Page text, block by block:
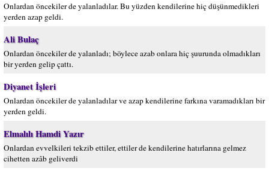
Onlardan öncekiler de yalanladılar. Bu yüzden kendilerine hiç düşünmedikleri
yerden azap geldi.
Ali Bulaç
Onlardan öncekiler de yalanladı; böylece azab onlara hiç şuurunda olmadıkları
bir yerden gelip çattı.
Diyanet İşleri
Onlardan öncekiler de yalanladılar ve azap kendilerine farkına varamadıkları bir
yerden geldi.
Elmalılı Hamdi Yazır
Onlardan evvelkileri tekzib ettiler, ettiler de kendilerine hatırlarına gelmez
cihetten azâb geliverdi